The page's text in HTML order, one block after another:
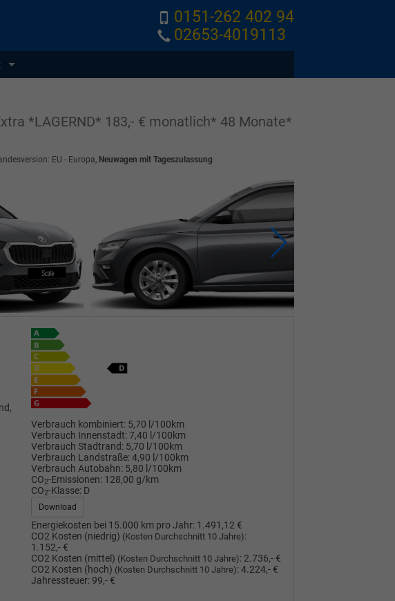
0151-262 402 94
02653-4019113
*LAGERND* 183,- € monatlich* 48 Monate*
EU - Europa, Neuwagen mit Tageszulassung
Verbrauch kombiniert: 5,70 l/100km
Verbrauch Innenstadt:7,40 l/100km
Verbrauch Stadtrand: 5,70 l/100km
Verbrauch Landstraße:4,90 l/100km
Verbrauch Autobahn: 5,80 l/100km
CO2-Emissionen: 128,00 g/km
CO2-Klasse: D
Download
Energiekosten bei 15.000 km pro Jahr: 1.491,12 €
CO2 Kosten (niedrig) (Kosten Durchschnitt 10 Jahre):
1.152,- €
CO2 Kosten (mittel) (Kosten Durchschnitt 10 Jahre): 2.736,- €
CO2 Kosten (hoch) (Kosten Durchschnitt 10 Jahre):4.224,- €
Jahressteuer: 99,- €